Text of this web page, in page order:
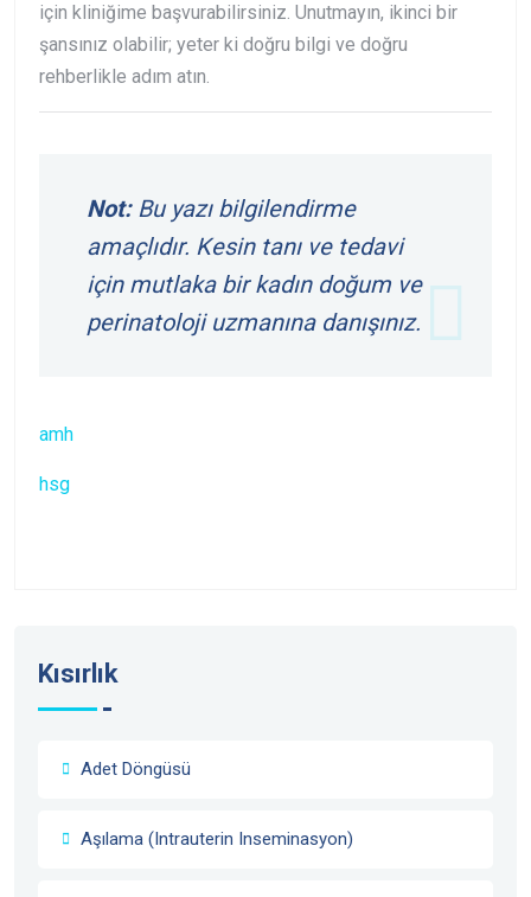
için kliniğime başvurabilirsiniz. Unutmayın, ikinci bir
şansınız olabilir; yeter ki doğru bilgi ve doğru
rehberlikle adım atın.
Not:Bu yazı bilgilendirme
amaçlıdır. Kesin tanı ve tedavi
için mutlaka bir kadın doğum ve
perinatoloji uzmanına danışınız.
amh
hsg
Kısırlık
Adet Döngüsü
Aşılama (Intrauterin Inseminasyon)